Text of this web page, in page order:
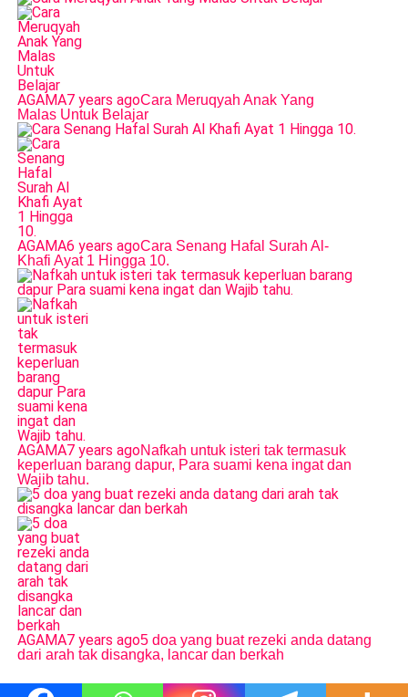
AGAMA7 years agoCara Meruqyah Anak Yang
Malas Untuk Belajar
AGAMA6 years agoCara Senang Hafal Surah Al-
Khafi Ayat 1 Hingga 10.
AGAMA7 years agoNafkah untuk isteri tak termasuk
keperluan barang dapur, Para suami kena ingat dan
Wajib tahu.
AGAMA7 years ago5 doa yang buat rezeki anda datang
dari arah tak disangka, lancar dan berkah